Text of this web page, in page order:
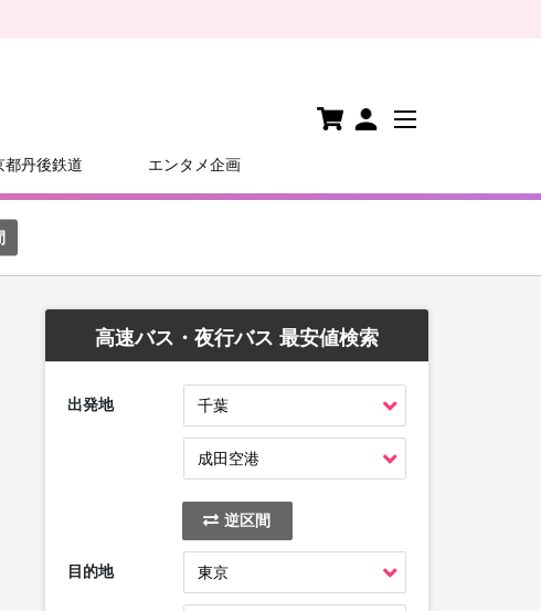
都丹後鉄道 エンタメ企画
高速バス・夜行バス 最安値検索
出発地
逆区間
目的地